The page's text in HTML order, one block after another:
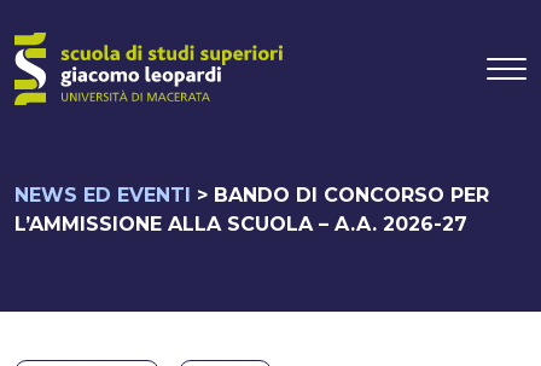
Navigazione
NEWS ED EVENTI > BANDO DI CONCORSO PER
L’AMMISSIONE ALLA SCUOLA – A.A. 2026-27